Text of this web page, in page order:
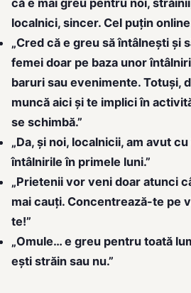
localnici, sincer. Cel puțin
„Cred că e greu să întâlnești și
femei doar pe baza unor
baruri sau evenimente. Totuși,
muncă aici și te implici în
se schimbă.”
„Da, și noi, localnicii, am avut
întâlnirile în primele luni.”
„Prietenii vor veni doar atunci
mai cauți. Concentrează-te pe
te!”
„Omule… e greu pentru toată
ești străin sau nu.”